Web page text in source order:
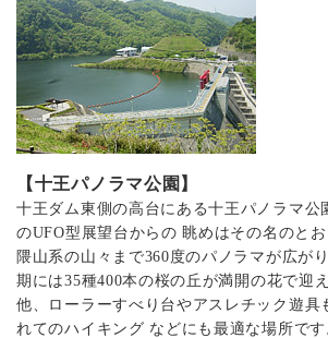
【十王パノラマ公園】
十王ダム東側の高台にある十王パノラマ公
のUFO型展望台からの 眺めはその名のと
隈山系の山々まで360度のパノラマが広が
期には35種400本の桜の丘が満開の花で迎
他、ローラーすべり台やアスレチック遊具
れてのハイキング などにも最適な場所です